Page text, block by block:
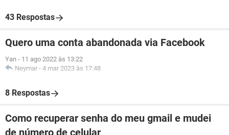
43 Respostas
Quero uma conta abandonada via Facebook
Yan - 11 ago 2022 às 13:22
Neymar - 4 mar 2023 às 17:48
8 Respostas
Como recuperar senha do meu gmail e mudei
de número de celular